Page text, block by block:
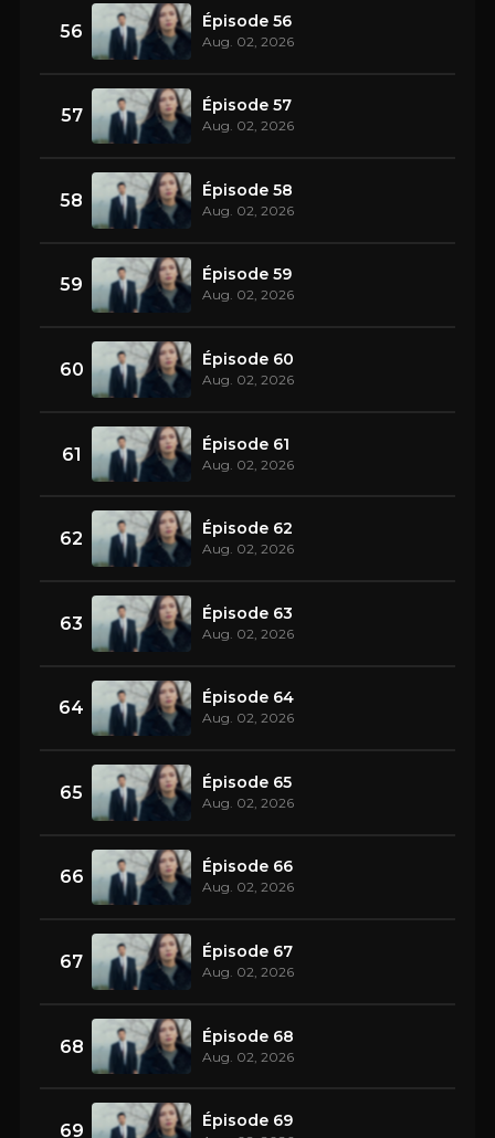
56 Épisode 56
Aug. 02, 2026
57 Épisode 57
Aug. 02, 2026
58 Épisode 58
Aug. 02, 2026
59 Épisode 59
Aug. 02, 2026
60 Épisode 60
Aug. 02, 2026
61 Épisode 61
Aug. 02, 2026
62 Épisode 62
Aug. 02, 2026
63 Épisode 63
Aug. 02, 2026
64 Épisode 64
Aug. 02, 2026
65 Épisode 65
Aug. 02, 2026
66 Épisode 66
Aug. 02, 2026
67 Épisode 67
Aug. 02, 2026
68 Épisode 68
Aug. 02, 2026
69 Épisode 69